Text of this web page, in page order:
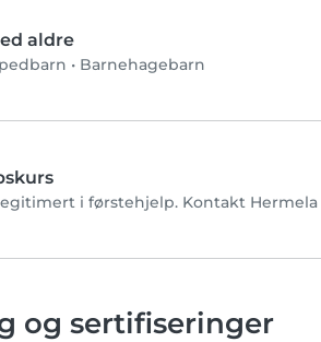
aldre
• Barnehagebarn
i førstehjelp. Kontakt
og sertifiseringer